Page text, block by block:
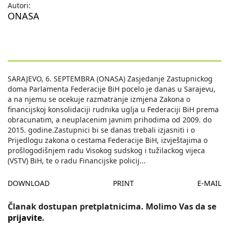
Autori:
ONASA
SARAJEVO, 6. SEPTEMBRA (ONASA) Zasjedanje Zastupnickog
doma Parlamenta Federacije BiH pocelo je danas u Sarajevu,
a na njemu se ocekuje razmatranje izmjena Zakona o
financijskoj konsolidaciji rudnika uglja u Federaciji BiH prema
obracunatim, a neuplacenim javnim prihodima od 2009. do
2015. godine.Zastupnici bi se danas trebali izjasniti i o
Prijedlogu zakona o cestama Federacije BiH, izvještajima o
prošlogodišnjem radu Visokog sudskog i tužilackog vijeca
(VSTV) BiH, te o radu Financijske policij...
DOWNLOAD PRINT E-MAIL
Članak dostupan pretplatnicima. Molimo Vas da se
prijavite.